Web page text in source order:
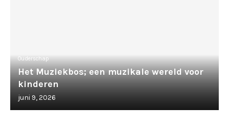
Ouderschap
Het Muziekbos; een muzikale wereld voor
kinderen
juni 9, 2026